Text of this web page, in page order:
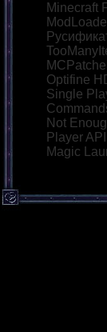
Minecraft
Optifine
Single
Not
Player API
Magic